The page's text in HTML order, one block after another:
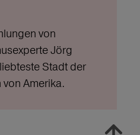
von
Jörg
Stadt der
Amerika.